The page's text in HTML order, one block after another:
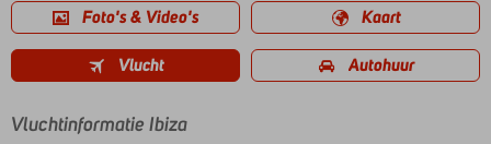
Foto's & Video's Kaart
Vlucht Autohuur
Vluchtinformatie Ibiza